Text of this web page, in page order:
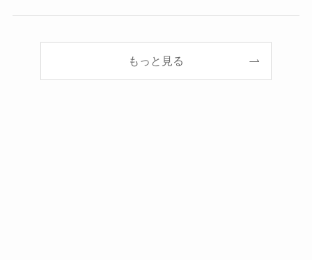
もっと見る